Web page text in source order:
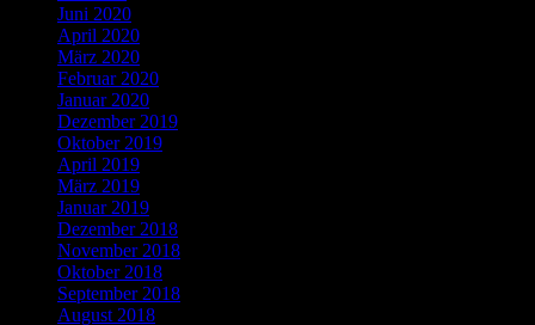
Juni 2020
April 2020
März 2020
Februar 2020
Januar 2020
Dezember 2019
Oktober 2019
April 2019
März 2019
Januar 2019
Dezember 2018
November 2018
Oktober 2018
September 2018
August 2018